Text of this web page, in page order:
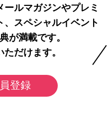
ルマガジンやプレミ
スペシャルイベント
が満載です。
だけます。
登録